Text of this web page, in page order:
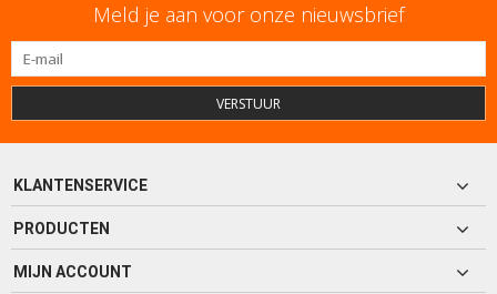
Meld je aan voor onze nieuwsbrief
VERSTUUR
KLANTENSERVICE
PRODUCTEN
MIJN ACCOUNT